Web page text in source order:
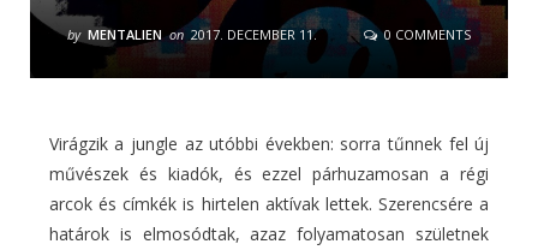
by MENTALIEN on 2017. DECEMBER 11. 0 COMMENTS
Virágzik a jungle az utóbbi években: sorra tűnnek fel új
művészek és kiadók, és ezzel párhuzamosan a régi
arcok és címkék is hirtelen aktívak lettek. Szerencsére a
határok is elmosódtak, azaz folyamatosan születnek